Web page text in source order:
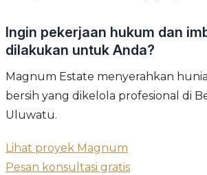
Ingin pekerjaan hukum dan
dilakukan untuk Anda?
Magnum Estate menyerahkan
bersih yang dikelola profesional di
Uluwatu.
Lihat proyek Magnum
Pesan konsultasi gratis